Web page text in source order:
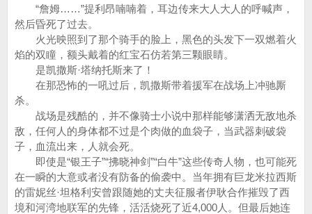
“詹姆……”提利昂喃喃着，耳边传来大人大人的呼喊声，
然后昏死了过去。
火光映照到了那个骑手的脸上，黑色的头发下一双燃着火
焰的双瞳，额头戴着的红宝石仿若第三颗眼睛。
是凯撒斯·塔纳托斯来了！
在那恐怖的一吼过后，凯撒斯带着援军在战场上冲驰厮
杀。
战场是残酷的，并不像骑士小说中那样能够潇洒无敌地杀
敌，任何人的身体都不过是个肉做的血袋子，当武器刺破袋
子，血流出来，人就会死。
即使是“银王子”“拂晓神剑”“白牛”这些传奇人物，也可能死
在一瞬的大意或者没有防备的偷袭中。当年拥有巨龙米拉西斯
的雷妮丝·坦格利安曾跟随她的丈夫征服者伊耿合作摧毁了西
境和河湾地联军的先锋，活活烧死了近4,000人。但最后她连